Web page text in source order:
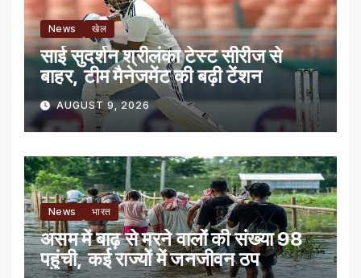
News खेल
साई सुदर्शन श्रीलंका टेस्ट सीरीज से
बाहर, टीम मैनेजमेंट की बढ़ी टेंशन
AUGUST 9, 2026
News भारत
असम में बाढ़ से मरने वालों की संख्या 98
पहुंची, कई राज्यों में जनजीवन ठप